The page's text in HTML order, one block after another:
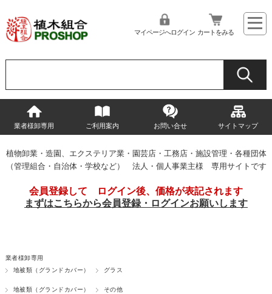
マイページへログイン カートをみる
業者様卸専用 ご利用案内 お問い合せ サイトマップ
植物卸業・造園、エクステリア業・園芸店・工務店・施設管理・各種団体
（管理組合・自治体・学校など） 法人・個人事業主様 専用サイトです
会員登録して ログイン後、価格が表記されます
まずはこちらから会員登録・ログインお願いします
業者様卸専用
地被類（グランドカバー）
グラス
地被類（グランドカバー） その他